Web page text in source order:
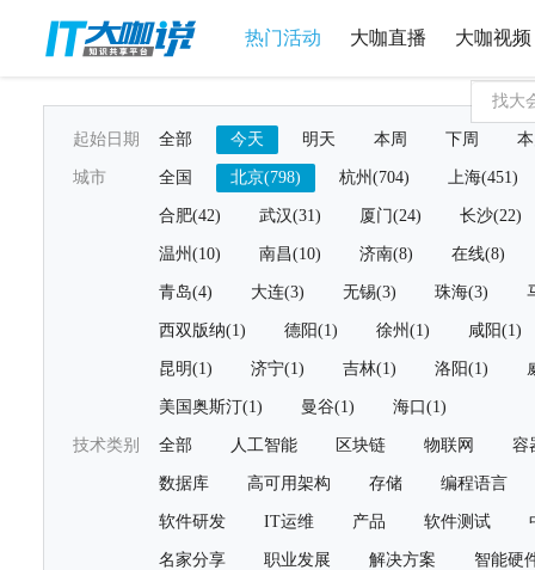
热门活动 大咖直播 大咖视频
起始日期 全部 今天 明天 本周 下周
城市 全国 北京(798) 杭州(704) 上海(451)
合肥(42) 武汉(31) 厦门(24) 长沙(22)
温州(10) 南昌(10) 济南(8) 在线(8)
青岛(4) 大连(3) 无锡(3) 珠海(3)
西双版纳(1) 德阳(1) 徐州(1) 咸阳(1)
昆明(1) 济宁(1) 吉林(1) 洛阳(1)
美国奥斯汀(1) 曼谷(1) 海口(1)
技术类别 全部 人工智能 区块链 物联网 容
数据库 高可用架构 存储 编程语言
软件研发 IT运维 产品 软件测试
名家分享 职业发展 解决方案 智能硬